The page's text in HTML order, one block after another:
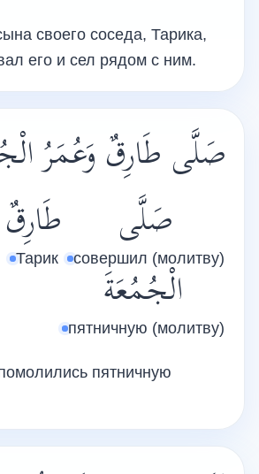
своего соседа, Тарика,
его и сел рядом с ним.
صَلَّى طَارِقٌ وَعُمَرُ
صَلَّى
совершил (молитву)
طَارِقٌ
Тарик
الْجُمُعَةَ
пятничную (молитву)
пятничную